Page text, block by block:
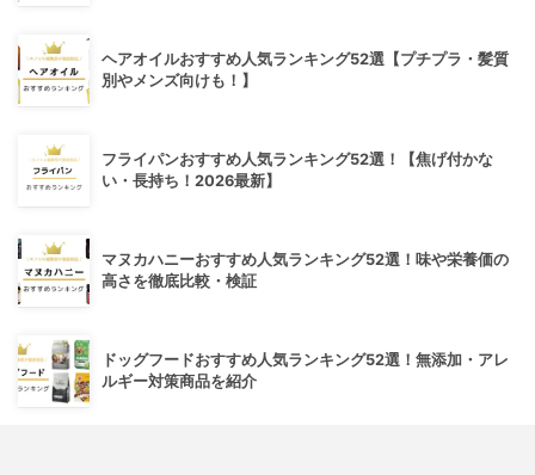
ヘアオイルおすすめ人気ランキング52選【プチプラ・髪質
別やメンズ向けも！】
フライパンおすすめ人気ランキング52選！【焦げ付かな
い・長持ち！2026最新】
マヌカハニーおすすめ人気ランキング52選！味や栄養価の
高さを徹底比較・検証
ドッグフードおすすめ人気ランキング52選！無添加・アレ
ルギー対策商品を紹介